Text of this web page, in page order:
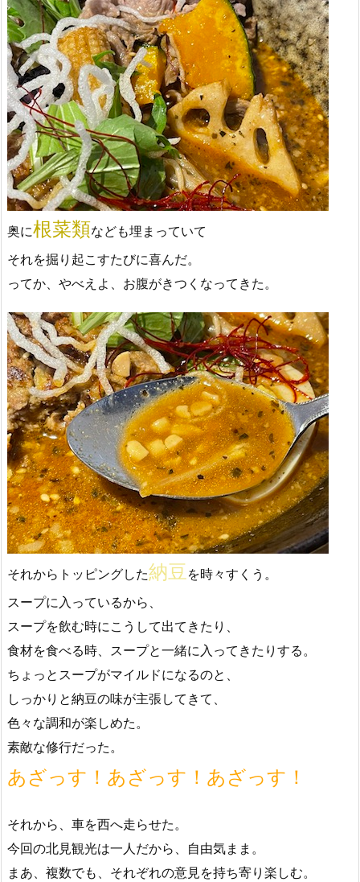
奥に根菜類なども埋まっていて
それを掘り起こすたびに喜んだ。
ってか、やべえよ、お腹がきつくなってきた。
それからトッピングした納豆を時々すくう。
スープに入っているから、
スープを飲む時にこうして出てきたり、
食材を食べる時、スープと一緒に入ってきたりする。
ちょっとスープがマイルドになるのと、
しっかりと納豆の味が主張してきて、
色々な調和が楽しめた。
素敵な修行だった。
あざっす！あざっす！あざっす！
それから、車を西へ走らせた。
今回の北見観光は一人だから、自由気まま。
まあ、複数でも、それぞれの意見を持ち寄り楽しむ。